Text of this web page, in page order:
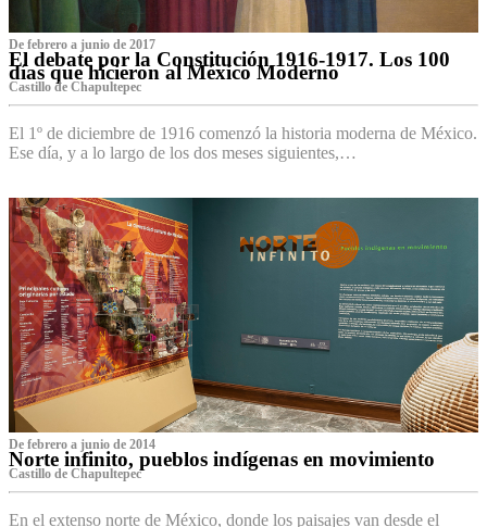
De febrero a junio de 2017
El debate por la Constitución 1916-1917. Los 100
días que hicieron al México Moderno
Castillo de Chapultepec
El 1º de diciembre de 1916 comenzó la historia moderna de México.
Ese día, y a lo largo de los dos meses siguientes,…
De febrero a junio de 2014
Norte infinito, pueblos indígenas en movimiento
Castillo de Chapultepec
En el extenso norte de México, donde los paisajes van desde el